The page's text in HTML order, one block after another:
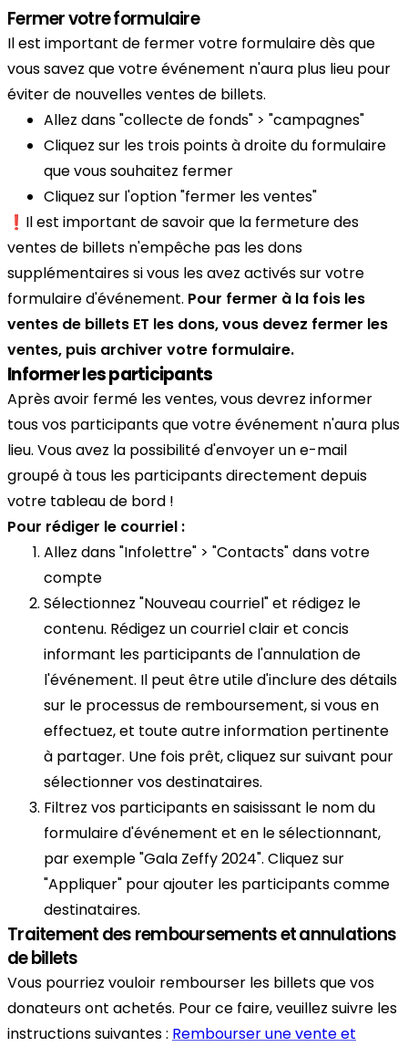
Fermer votre formulaire
Il est important de fermer votre formulaire dès que
vous savez que votre événement n'aura plus lieu pour
éviter de nouvelles ventes de billets.
Allez dans "collecte de fonds" > "campagnes"
Cliquez sur les trois points à droite du formulaire
que vous souhaitez fermer
Cliquez sur l'option "fermer les ventes"
❗Il est important de savoir que la fermeture des
ventes de billets n'empêche pas les dons
supplémentaires si vous les avez activés sur votre
formulaire d'événement. Pour fermer à la fois les
ventes de billets ET les dons, vous devez fermer les
ventes, puis archiver votre formulaire.
Informer les participants
Après avoir fermé les ventes, vous devrez informer
tous vos participants que votre événement n'aura plus
lieu. Vous avez la possibilité d'envoyer un e-mail
groupé à tous les participants directement depuis
votre tableau de bord !
Pour rédiger le courriel :
Allez dans "Infolettre" > "Contacts" dans votre
compte
Sélectionnez "Nouveau courriel" et rédigez le
contenu. Rédigez un courriel clair et concis
informant les participants de l'annulation de
l'événement. Il peut être utile d'inclure des détails
sur le processus de remboursement, si vous en
effectuez, et toute autre information pertinente
à partager. Une fois prêt, cliquez sur suivant pour
sélectionner vos destinataires.
Filtrez vos participants en saisissant le nom du
formulaire d'événement et en le sélectionnant,
par exemple "Gala Zeffy 2024". Cliquez sur
"Appliquer" pour ajouter les participants comme
destinataires.
Traitement des remboursements et annulations
de billets
Vous pourriez vouloir rembourser les billets que vos
donateurs ont achetés. Pour ce faire, veuillez suivre les
instructions suivantes : Rembourser une vente et